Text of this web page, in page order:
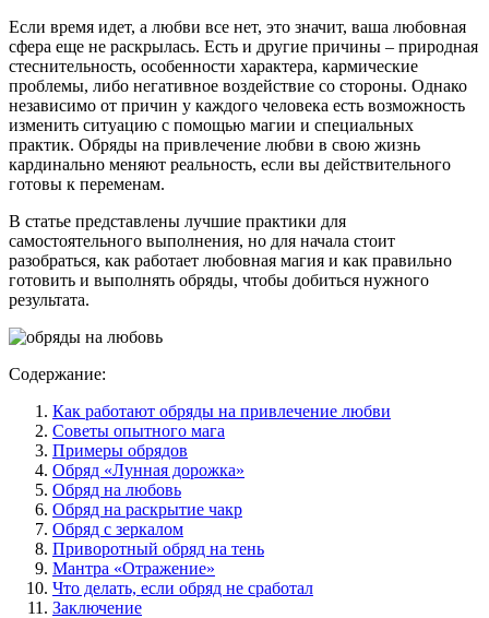
Если время идет, а любви все нет, это значит, ваша любовная
сфера еще не раскрылась. Есть и другие причины – природная
стеснительность, особенности характера, кармические
проблемы, либо негативное воздействие со стороны. Однако
независимо от причин у каждого человека есть возможность
изменить ситуацию с помощью магии и специальных
практик. Обряды на привлечение любви в свою жизнь
кардинально меняют реальность, если вы действительного
готовы к переменам.
В статье представлены лучшие практики для
самостоятельного выполнения, но для начала стоит
разобраться, как работает любовная магия и как правильно
готовить и выполнять обряды, чтобы добиться нужного
результата.
Содержание:
Как работают обряды на привлечение любви
Советы опытного мага
Примеры обрядов
Обряд «Лунная дорожка»
Обряд на любовь
Обряд на раскрытие чакр
Обряд с зеркалом
Приворотный обряд на тень
Мантра «Отражение»
Что делать, если обряд не сработал
Заключение